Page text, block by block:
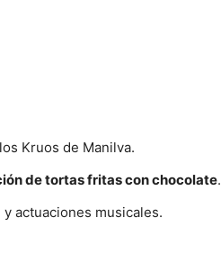
Kruos de Manilva.
de tortas fritas con chocolate.
actuaciones musicales.